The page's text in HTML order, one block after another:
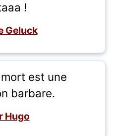
!
Geluck
est une
barbare.
Hugo